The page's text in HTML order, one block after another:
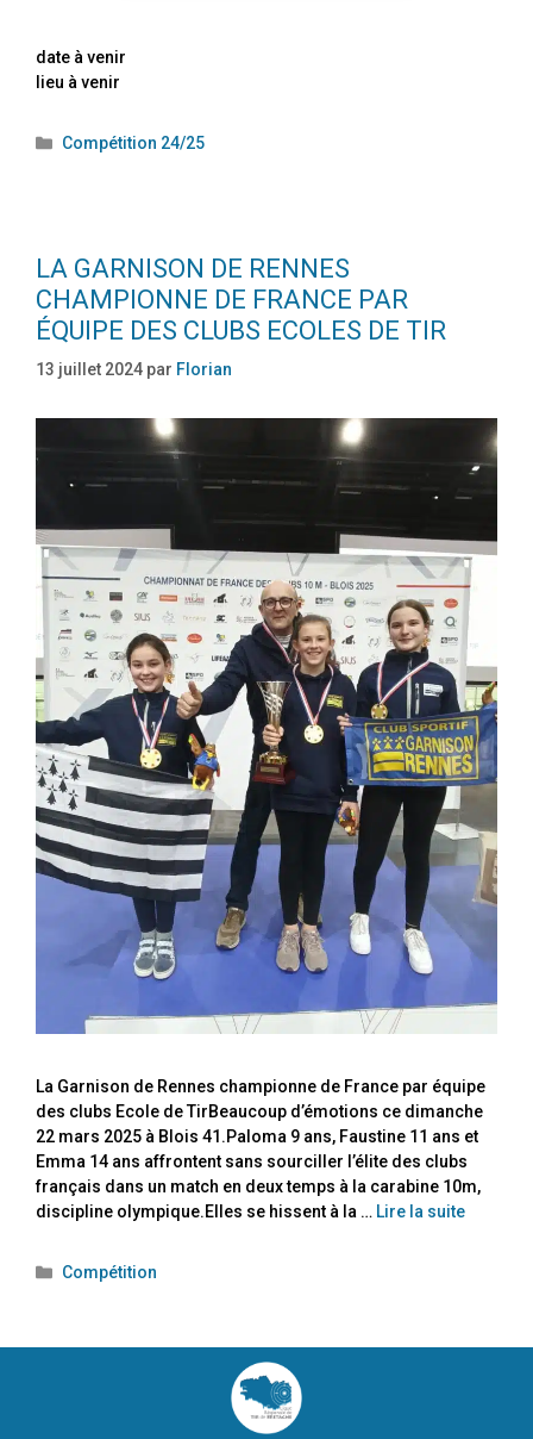
date à venir
lieu à venir
Compétition 24/25
LA GARNISON DE RENNES
CHAMPIONNE DE FRANCE PAR
ÉQUIPE DES CLUBS ECOLES DE TIR
13 juillet 2024 par Florian
La Garnison de Rennes championne de France par équipe
des clubs Ecole de TirBeaucoup d’émotions ce dimanche
22 mars 2025 à Blois 41.Paloma 9 ans, Faustine 11 ans et
Emma 14 ans affrontent sans sourciller l’élite des clubs
français dans un match en deux temps à la carabine 10m,
discipline olympique.Elles se hissent à la … Lire la suite
Compétition